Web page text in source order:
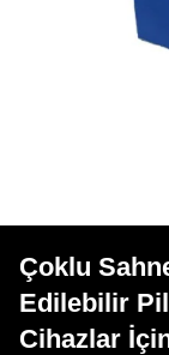
Çoklu
Edilebilir
Cihazlar